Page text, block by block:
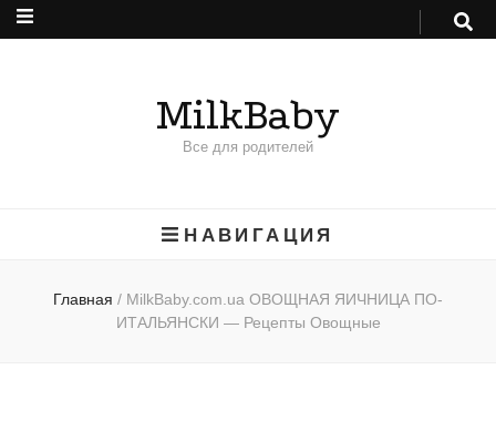
MilkBaby
Все для родителей
НАВИГАЦИЯ
Главная / MilkBaby.com.ua ОВОЩНАЯ ЯИЧНИЦА ПО-
ИТАЛЬЯНСКИ — Рецепты Овощные